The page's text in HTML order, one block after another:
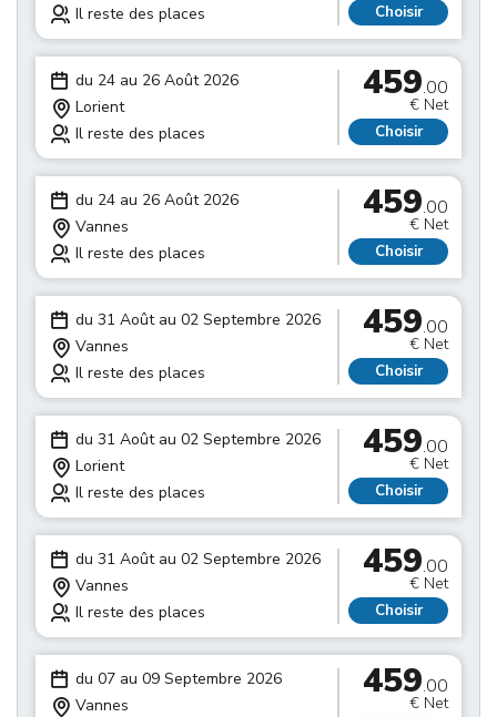
Il reste des places
Choisir
du 24 au 26 Août 2026
Lorient
Il reste des places
459.00
€ Net
Choisir
du 24 au 26 Août 2026
Vannes
Il reste des places
459.00
€ Net
Choisir
du 31 Août au 02 Septembre 2026
Vannes
Il reste des places
459.00
€ Net
Choisir
du 31 Août au 02 Septembre 2026
Lorient
Il reste des places
459.00
€ Net
Choisir
du 31 Août au 02 Septembre 2026
Vannes
Il reste des places
459.00
€ Net
Choisir
du 07 au 09 Septembre 2026
Vannes
459.00
€ Net